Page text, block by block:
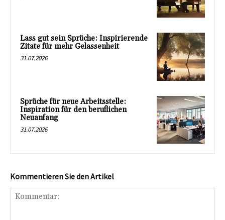
Lass gut sein Sprüche: Inspirierende
Zitate für mehr Gelassenheit
31.07.2026
Sprüche für neue Arbeitsstelle:
Inspiration für den beruflichen
Neuanfang
31.07.2026
Kommentieren Sie den Artikel